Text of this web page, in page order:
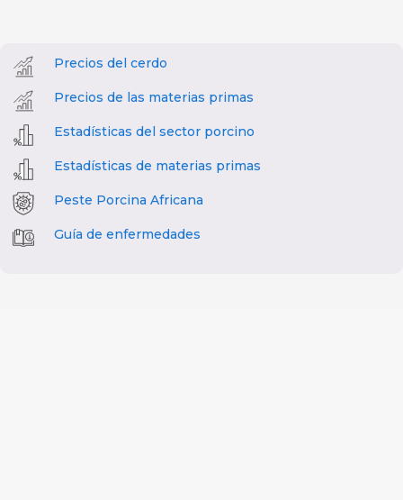
Precios del cerdo
Precios de las materias primas
Estadísticas del sector porcino
Estadísticas de materias primas
Peste Porcina Africana
Guía de enfermedades